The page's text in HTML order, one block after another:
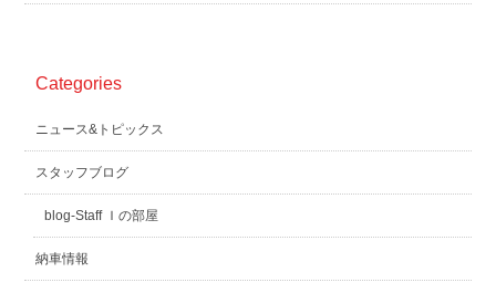
スタッフblog 納車blog
ホーム T.U.C.GROUP
Categories
ニュース&トピックス
スタッフブログ
blog-Staff Ｉの部屋
納車情報